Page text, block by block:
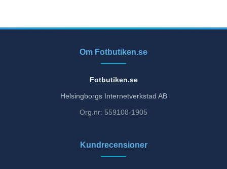
Om Fotbutiken.se
Fotbutiken.se
Helsingborgs Internetverkstad AB
Org.nr: 559108-1905
Kundrecensioner